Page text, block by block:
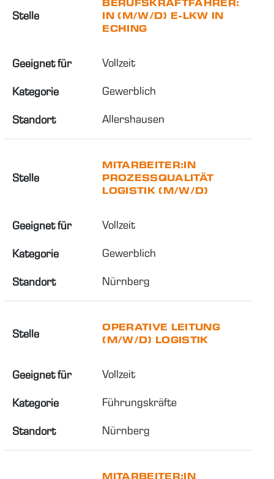
Stelle
BERUFSKRAFTFAHRER:
IN (M/W/D) E-LKW IN
ECHING
Geeignet für Vollzeit
Kategorie Gewerblich
Standort Allershausen
Stelle
MITARBEITER:IN
PROZESSQUALITÄT
LOGISTIK (M/W/D)
Geeignet für Vollzeit
Kategorie Gewerblich
Standort Nürnberg
Stelle
OPERATIVE LEITUNG
(M/W/D) LOGISTIK
Geeignet für Vollzeit
Kategorie Führungskräfte
Standort Nürnberg
MITARBEITER:IN